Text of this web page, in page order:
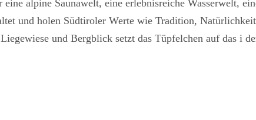
alpine Saunawelt, eine erlebnisreiche Wasserwelt,
und holen Südtiroler Werte wie Tradition,
und Bergblick setzt das Tüpfelchen auf das i